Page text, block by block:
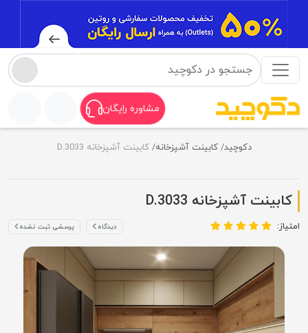
مشاوره رایگان
دکوچید کابینت آشپزخانه کابینت آشپزخانه D.3033
کابینت آشپزخانه D.3033
امتیاز: دیدگاه پرسشی ثبت نشده